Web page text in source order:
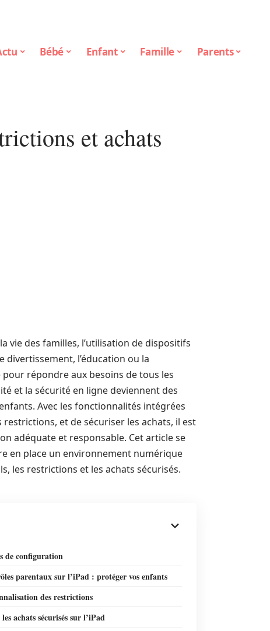
Bébé Enfant Famille Parents
et achats
vie des familles, l’utilisation de dispositifs
divertissement, l’éducation ou la
répondre aux besoins de tous les
et la sécurité en ligne deviennent des
Avec les fonctionnalités intégrées
et de sécuriser les achats, il est
adéquate et responsable. Cet article se
en place un environnement numérique
les restrictions et les achats sécurisés.
de configuration
parentaux sur l’iPad : protéger vos enfants
des restrictions
achats sécurisés sur l’iPad